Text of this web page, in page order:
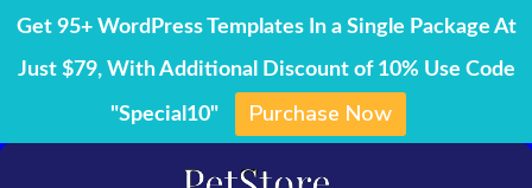
Get 95+ WordPress Templates In a Single Package At
Just $79, With Additional Discount of 10% Use Code
"Special10" Purchase Now
Skip